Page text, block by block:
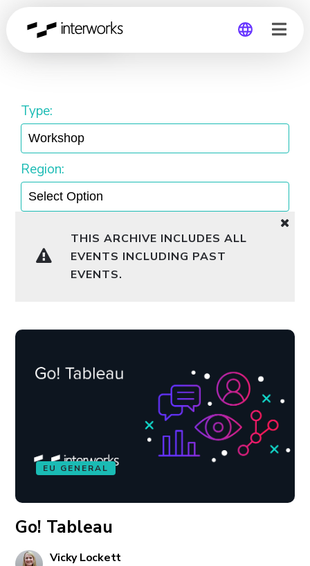
Workshop
Type:
Region:
THIS ARCHIVE INCLUDES ALL
EVENTS INCLUDING PAST
EVENTS.
EU GENERAL
Go! Tableau
Vicky Lockett